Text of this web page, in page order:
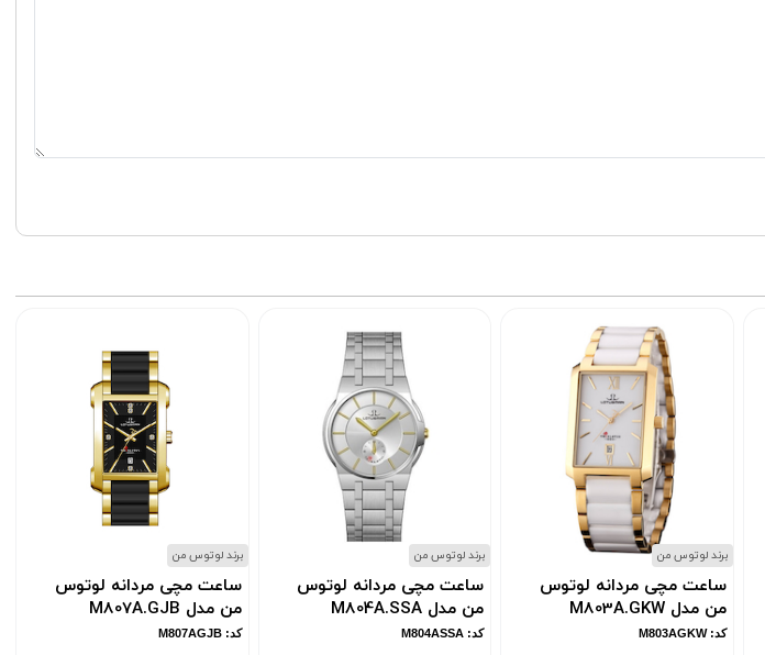
برند لوتوس من
ساعت مچی مردانه لوتوس
من مدل M803A.GKW
کد: M803AGKW
برند لوتوس من
ساعت مچی مردانه لوتوس
من مدل M804A.SSA
کد: M804ASSA
برند لوتوس من
ساعت مچی مردانه لوتوس
من مدل M807A.GJB
کد: M807AGJB